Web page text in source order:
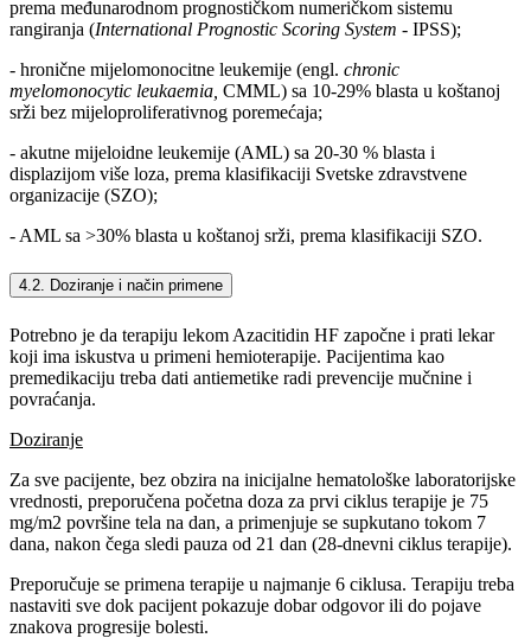
prema međunarodnom prognostičkom numeričkom sistemu
rangiranja (International Prognostic Scoring System - IPSS);
- hronične mijelomonocitne leukemije (engl. chronic
myelomonocytic leukaemia, CMML) sa 10-29% blasta u koštanoj
srži bez mijeloproliferativnog poremećaja;
- akutne mijeloidne leukemije (AML) sa 20-30 % blasta i
displazijom više loza, prema klasifikaciji Svetske zdravstvene
organizacije (SZO);
- AML sa >30% blasta u koštanoj srži, prema klasifikaciji SZO.
4.2. Doziranje i način primene
Potrebno je da terapiju lekom Azacitidin HF započne i prati lekar
koji ima iskustva u primeni hemioterapije. Pacijentima kao
premedikaciju treba dati antiemetike radi prevencije mučnine i
povraćanja.
Doziranje
Za sve pacijente, bez obzira na inicijalne hematološke laboratorijske
vrednosti, preporučena početna doza za prvi ciklus terapije je 75
mg/m2 površine tela na dan, a primenjuje se supkutano tokom 7
dana, nakon čega sledi pauza od 21 dan (28-dnevni ciklus terapije).
Preporučuje se primena terapije u najmanje 6 ciklusa. Terapiju treba
nastaviti sve dok pacijent pokazuje dobar odgovor ili do pojave
znakova progresije bolesti.